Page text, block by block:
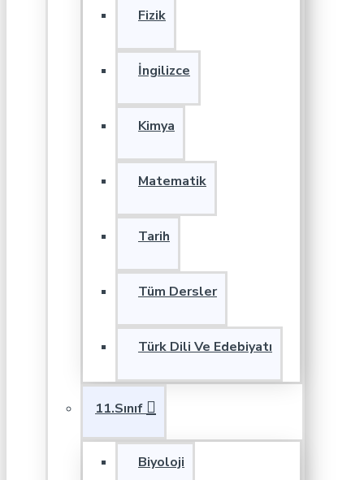
Fizik
İngilizce
Kimya
Matematik
Tarih
Tüm Dersler
Türk Dili Ve Edebiyatı
11.Sınıf
Biyoloji